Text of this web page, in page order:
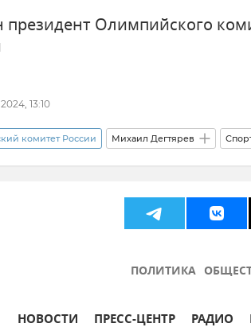
президент Олимпийского
13:10
комитет России Михаил Дегтярев
ПОЛИТИКА
НОВОСТИ ПРЕСС-ЦЕНТР РАДИО